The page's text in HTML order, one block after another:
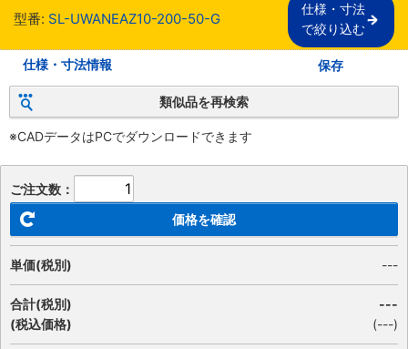
型番: SL-UWANEAZ10-200-50-G
仕様・寸法
で絞り込む
仕様・寸法情報 保存
類似品を再検索
※CADデータはPCでダウンロードできます
ご注文数：
価格を確認
単価(税別) ---
合計(税別)
(税込価格)
---
(---)